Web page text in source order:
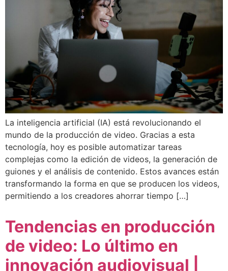
La inteligencia artificial (IA) está revolucionando el
mundo de la producción de video. Gracias a esta
tecnología, hoy es posible automatizar tareas
complejas como la edición de videos, la generación de
guiones y el análisis de contenido. Estos avances están
transformando la forma en que se producen los videos,
permitiendo a los creadores ahorrar tiempo […]
Tendencias en producción
de video: Lo último en
innovación audiovisual |